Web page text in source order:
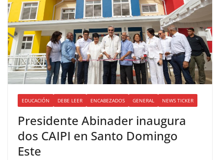
EDUCACIÓN DEBE LEER ENCABEZADOS GENERAL NEWS TICKER
Presidente Abinader inaugura
dos CAIPI en Santo Domingo
Este